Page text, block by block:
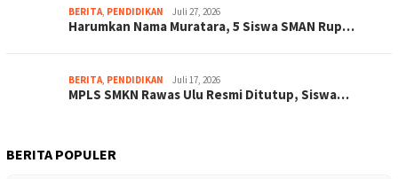
BERITA, PENDIDIKAN Juli 27, 2026
Harumkan Nama Muratara, 5 Siswa SMAN Rup…
BERITA, PENDIDIKAN Juli 17, 2026
MPLS SMKN Rawas Ulu Resmi Ditutup, Siswa…
BERITA POPULER